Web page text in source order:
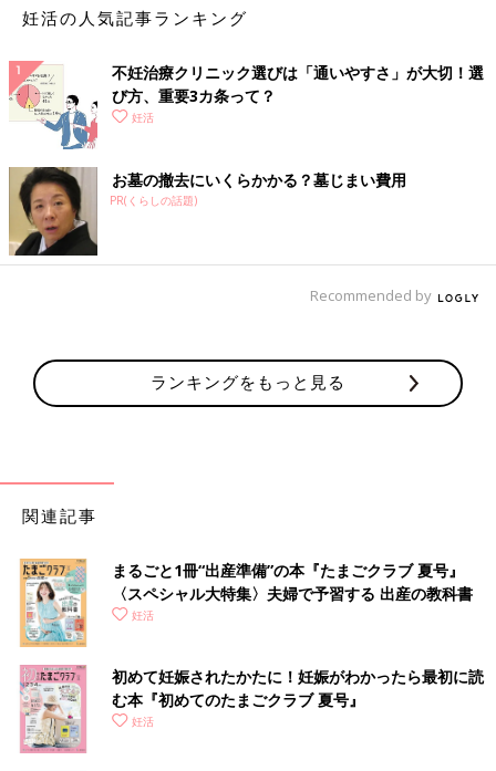
妊活の人気記事ランキング
不妊治療クリニック選びは「通いやすさ」が大切！選
び方、重要3カ条って？
妊活
お墓の撤去にいくらかかる？墓じまい費用
PR(くらしの話題)
Recommended by
ランキングをもっと見る
関連記事
まるごと1冊“出産準備”の本『たまごクラブ 夏号』
〈スペシャル大特集〉夫婦で予習する 出産の教科書
妊活
初めて妊娠されたかたに！妊娠がわかったら最初に読
む本『初めてのたまごクラブ 夏号』
妊活